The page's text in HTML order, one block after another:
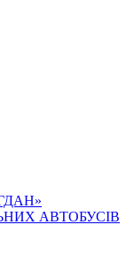
АВТОБУСІВ